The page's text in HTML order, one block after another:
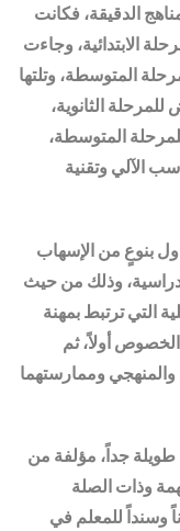
الدقيقة، فكانت
الابتدائية، وجاءت
المتوسطة، وتلتها
الثانوية،
المتوسطة،
الآلي وتقنية
بنوعٍ من الإسهاب
وذلك من حيث
التي ترتبط بمهنة
أولاً، ثم
والمنهجي وممارستهما
طويلة جداً، مؤلفة من
وذات الصلة
وسنداً للمعلم في